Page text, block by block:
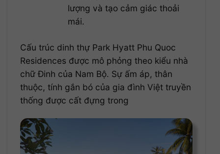
lượng và tạo cảm giác thoải
mái.
Cấu trúc dinh thự Park Hyatt Phu Quoc
Residences được mô phỏng theo kiểu nhà
chữ Đinh của Nam Bộ. Sự ấm áp, thân
thuộc, tính gắn bó của gia đình Việt truyền
thống được cất đựng trong